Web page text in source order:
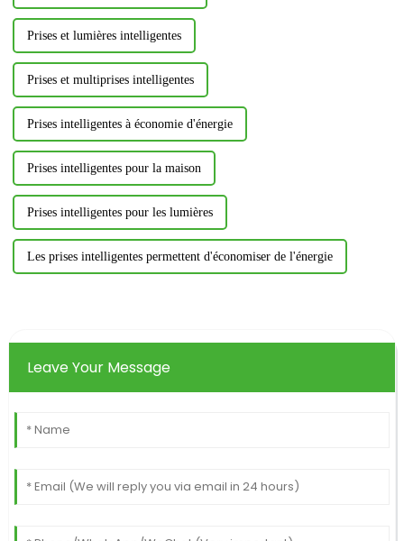
Prises et lumières intelligentes
Prises et multiprises intelligentes
Prises intelligentes à économie d'énergie
Prises intelligentes pour la maison
Prises intelligentes pour les lumières
Les prises intelligentes permettent d'économiser de l'énergie
Leave Your Message